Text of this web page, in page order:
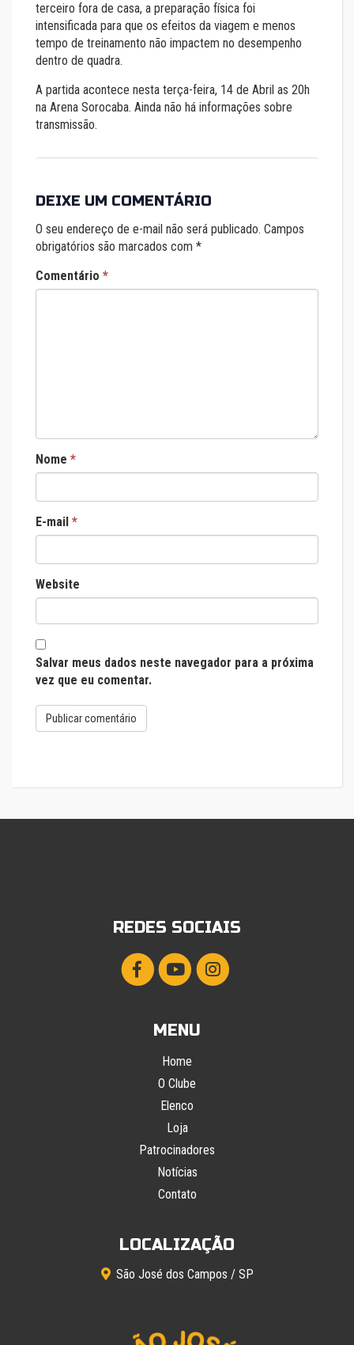
terceiro fora de casa, a preparação física foi
intensificada para que os efeitos da viagem e menos
tempo de treinamento não impactem no desempenho
dentro de quadra.
A partida acontece nesta terça-feira, 14 de Abril as 20h
na Arena Sorocaba. Ainda não há informações sobre
transmissão.
DEIXE UM COMENTÁRIO
O seu endereço de e-mail não será publicado. Campos
obrigatórios são marcados com *
Comentário *
Nome *
E-mail *
Website
Salvar meus dados neste navegador para a próxima
vez que eu comentar.
REDES SOCIAIS
MENU
Home
O Clube
Elenco
Loja
Patrocinadores
Notícias
Contato
LOCALIZAÇÃO
São José dos Campos / SP